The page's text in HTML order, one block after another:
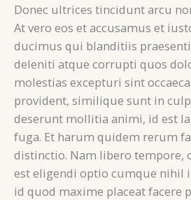
Donec ultrices tincidunt arcu
At vero eos et accusamus et
ducimus qui blanditiis
deleniti atque corrupti quos
molestias excepturi sint
provident, similique sunt in
deserunt mollitia animi, id est
fuga. Et harum quidem rerum
distinctio. Nam libero tempore,
est eligendi optio cumque nihil
id quod maxime placeat facere